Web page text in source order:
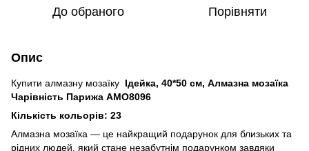
До обраного Порівняти
Опис
Купити алмазну мозаїку Ідейка, 40*50 см, Алмазна мозаїка
Чарівність Парижа AMO8096
Кількість кольорів: 23
Алмазна мозаїка — це найкращий подарунок для близьких та
рідних людей, який стане незабутнім подарунком завдяки